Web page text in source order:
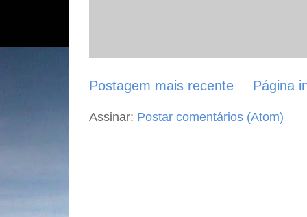
Postagem mais recente Página
Assinar: Postar comentários (Atom)